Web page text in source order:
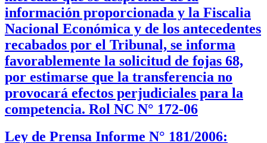
información proporcionada y la Fiscalia
Nacional Económica y de los antecedentes
recabados por el Tribunal, se informa
favorablemente la solicitud de fojas 68,
por estimarse que la transferencia no
provocará efectos perjudiciales para la
competencia. Rol NC N° 172-06
Ley de Prensa Informe N° 181/2006: